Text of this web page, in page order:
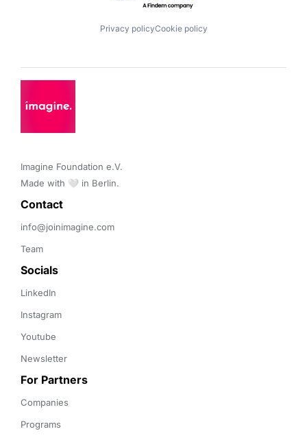
Privacy policyCookie policy
Imagine Foundation e.V.
Made with 🤍 in Berlin.
Contact
info@joinimagine.com
Team
Socials
LinkedIn
Instagram
Youtube
Newsletter
For Partners
Companies
Programs